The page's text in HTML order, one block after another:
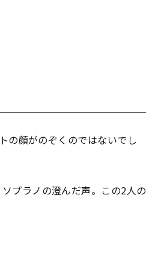
の顔がのぞくのではないでし
プラノの澄んだ声。この2人の